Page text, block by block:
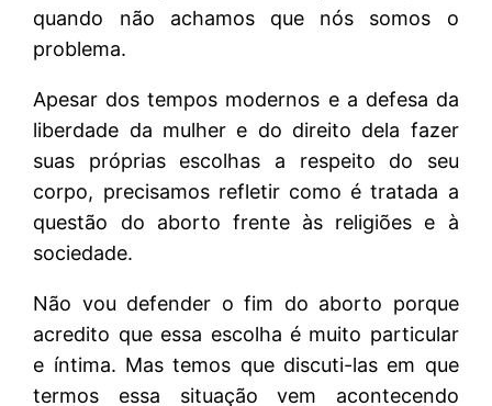
quando não achamos que nós somos o
problema.
Apesar dos tempos modernos e a defesa da
liberdade da mulher e do direito dela fazer
suas próprias escolhas a respeito do seu
corpo, precisamos refletir como é tratada a
questão do aborto frente às religiões e à
sociedade.
Não vou defender o fim do aborto porque
acredito que essa escolha é muito particular
e íntima. Mas temos que discuti-las em que
termos essa situação vem acontecendo